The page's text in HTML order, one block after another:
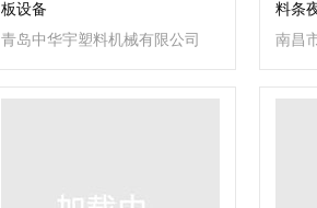
板设备
青岛中华宇塑料机械有限公司
料条
南昌